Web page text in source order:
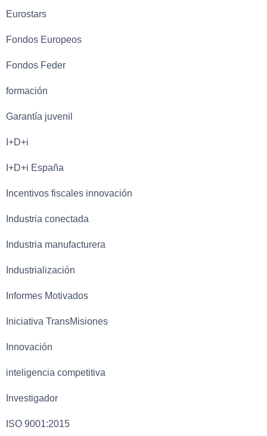
Eurostars
Fondos Europeos
Fondos Feder
formación
Garantía juvenil
I+D+i
I+D+i España
Incentivos fiscales innovación
Industria conectada
Industria manufacturera
Industrialización
Informes Motivados
Iniciativa TransMisiones
Innovación
inteligencia competitiva
Investigador
ISO 9001:2015